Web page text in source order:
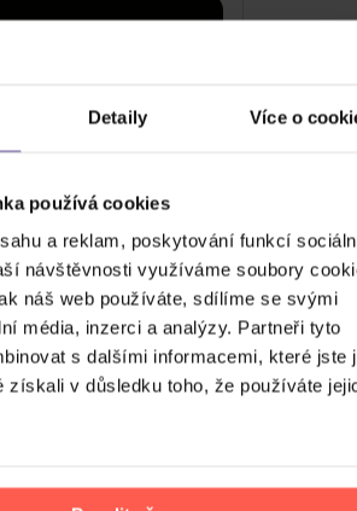
Detaily Více o
používá cookies
a reklam, poskytování funkcí
návštěvnosti využíváme soubory
náš web používáte, sdílíme se svými
média, inzerci a analýzy. Partneři tyto
s dalšími informacemi, které jste
získali v důsledku toho, že používáte
DO KOŠÍKU